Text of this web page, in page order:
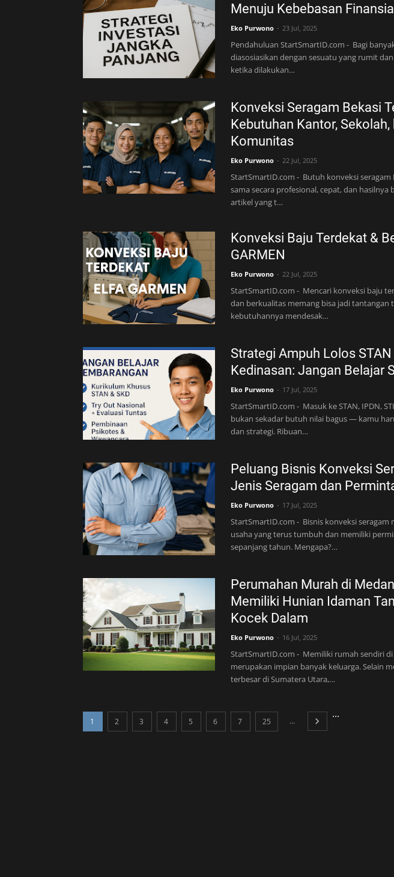
Menuju Kebebasan Finansial
Eko Purwono 23 Jul, 2025
Pendahuluan StartSmartID.com - Bagi
diasosiasikan dengan sesuatu yang rumit
ketika dilakukan…
Konveksi Seragam Bekasi
Kebutuhan Kantor, Sekolah,
Komunitas
Eko Purwono 22 Jul, 2025
StartSmartID.com - Butuh konveksi seragam
sama secara profesional, cepat, dan hasilnya
artikel yang t…
Konveksi Baju Terdekat &
GARMEN
Eko Purwono 22 Jul, 2025
StartSmartID.com - Mencari konveksi baju
dan berkualitas memang bisa jadi tantangan
kebutuhannya mendesak…
Strategi Ampuh Lolos
Kedinasan: Jangan Belajar
Eko Purwono 17 Jul, 2025
StartSmartID.com - Masuk ke STAN, IPDN,
bukan sekadar butuh nilai bagus — kamu
dan strategi. Ribuan…
Peluang Bisnis Konveksi
Jenis Seragam dan
Eko Purwono 17 Jul, 2025
StartSmartID.com - Bisnis konveksi seragam
usaha yang terus tumbuh dan memiliki
sepanjang tahun. Mengapa?…
Perumahan Murah di
Memiliki Hunian Idaman
Kocek Dalam
Eko Purwono 16 Jul, 2025
StartSmartID.com - Memiliki rumah sendiri
merupakan impian banyak keluarga. Selain
terbesar di Sumatera Utara,…
1 2 3 4 5 6 7
...
25 ...